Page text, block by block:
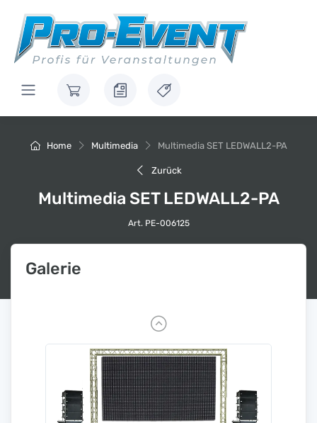
Home Multimedia Multimedia SET LEDWALL2-PA
Zurück
Multimedia SET LEDWALL2-PA
Art. PE-006125
Galerie
P
r
e
v
i
o